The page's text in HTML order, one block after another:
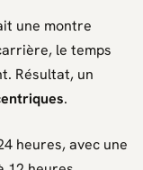
une montre
le temps
Résultat, un
.
heures, avec une